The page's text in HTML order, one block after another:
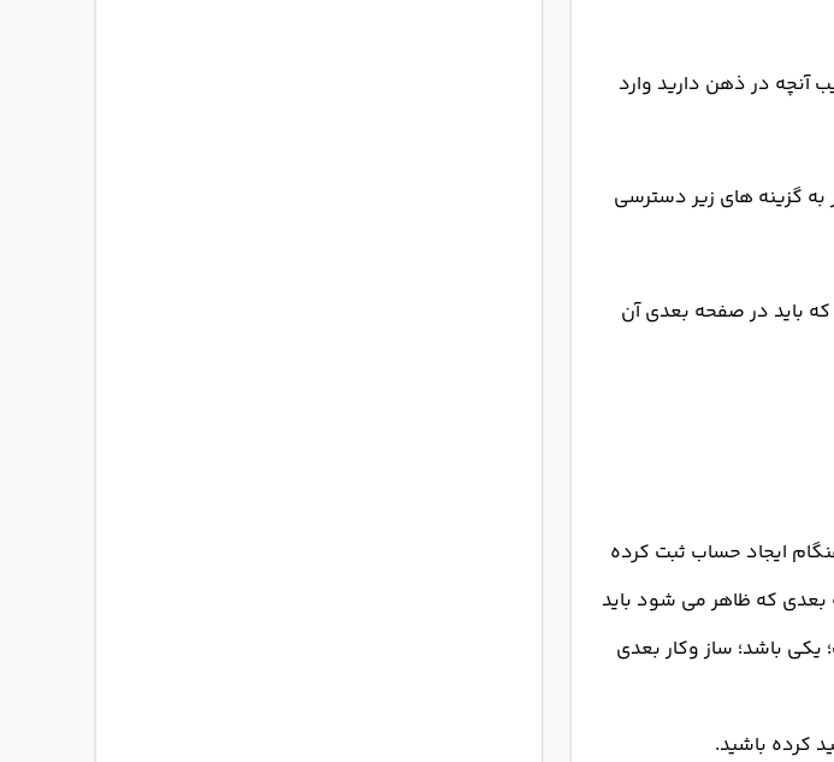
آنچه در ذهن دارید وارد
گزینه های زیر دسترسی
باید در صفحه بعدی آن
ایجاد حساب ثبت کرده
بعدی که ظاهر می شود باید
یکی باشد؛ ساز وکار بعدی